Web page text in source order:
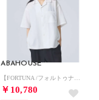
ABAHOUSE
￥10,780